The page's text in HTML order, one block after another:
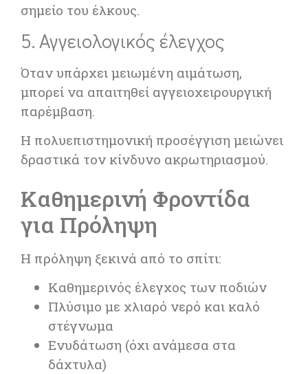
σημείο του έλκους.
5. Αγγειολογικός έλεγχος
Όταν υπάρχει μειωμένη αιμάτωση,
μπορεί να απαιτηθεί αγγειοχειρουργική
παρέμβαση.
Η πολυεπιστημονική προσέγγιση μειώνει
δραστικά τον κίνδυνο ακρωτηριασμού.
Καθημερινή Φροντίδα
για Πρόληψη
Η πρόληψη ξεκινά από το σπίτι:
Καθημερινός έλεγχος των ποδιών
Πλύσιμο με χλιαρό νερό και καλό
στέγνωμα
Ενυδάτωση (όχι ανάμεσα στα
δάχτυλα)